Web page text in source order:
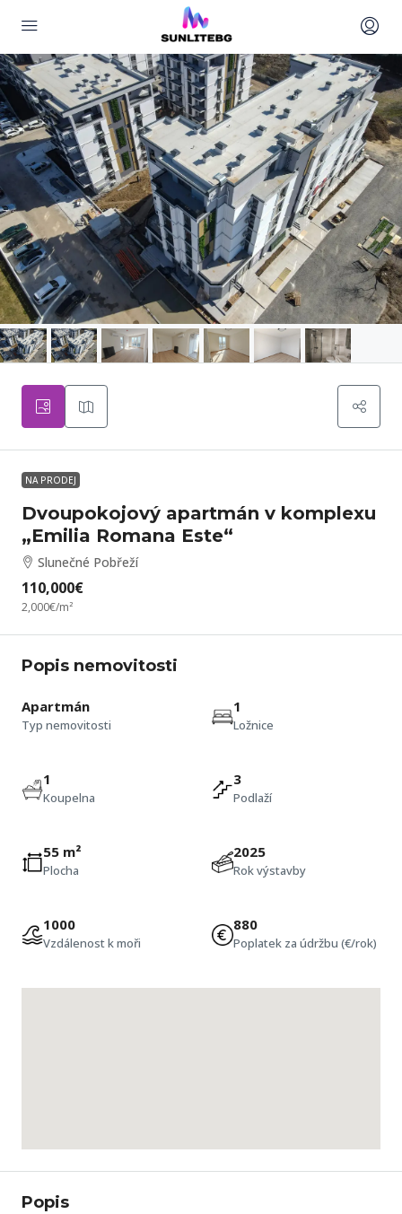
NA PRODEJ
Dvoupokojový apartmán v komplexu
„Emilia Romana Este“
Slunečné Pobřeží
110,000€
2,000€/m²
Popis nemovitosti
Apartmán
Typ nemovitosti
1
Ložnice
1
Koupelna
3
Podlaží
55 m²
Plocha
2025
Rok výstavby
1000
Vzdálenost k moři
880
Poplatek za údržbu (€/rok)
Popis